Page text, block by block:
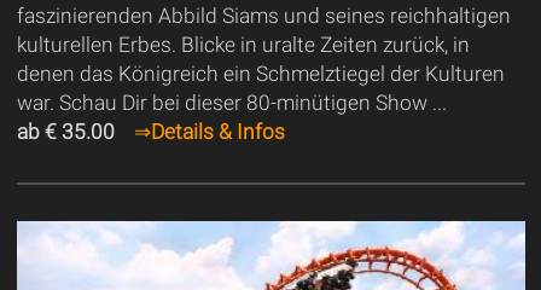
faszinierenden Abbild Siams und seines reichhaltigen
kulturellen Erbes. Blicke in uralte Zeiten zurück, in
denen das Königreich ein Schmelztiegel der Kulturen
war. Schau Dir bei dieser 80-minütigen Show ...
ab € 35.00
⇒Details & Infos